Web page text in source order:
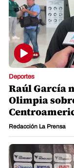
Deportes
Raúl García
Olimpia
Redacción La Prensa